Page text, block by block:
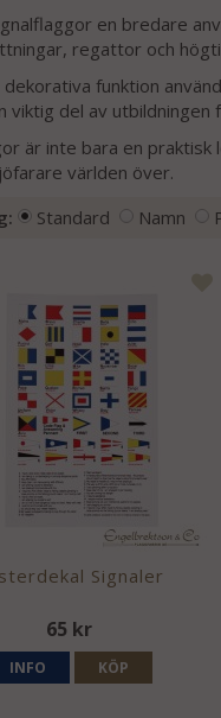
en bredare
regattor och
funktion
viktig del av
är inte bara en
världen över.
Standard Namn
Signaler
65 kr
INFO KÖP